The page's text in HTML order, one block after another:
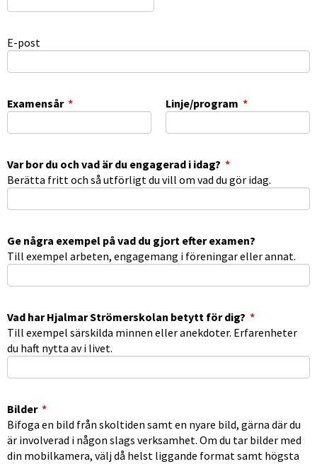
E-post
Examensår *(obligatorisk) Linje/program *
Var bor du och vad är du engagerad i idag? *(obligatorisk)
Berätta fritt och så utförligt du vill om vad du gör idag.
Ge några exempel på vad du gjort efter examen?
Till exempel arbeten, engagemang i föreningar eller annat.
Vad har Hjalmar Strömerskolan betytt för dig? *
Till exempel särskilda minnen eller anekdoter. Erfarenheter
du haft nytta av i livet.
Bilder *(obligatorisk)
Bifoga en bild från skoltiden samt en nyare bild, gärna där du
är involverad i någon slags verksamhet. Om du tar bilder med
din mobilkamera, välj då helst liggande format samt högsta